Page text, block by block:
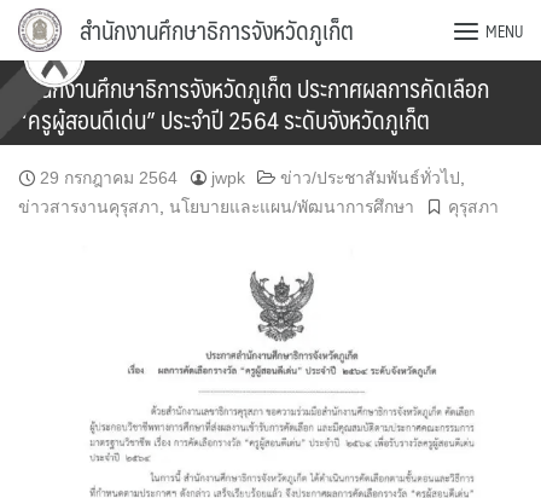
Skip
content
สำนักงานศึกษาธิการจังหวัดภูเก็ต MENU
สำนักงานศึกษาธิการจังหวัดภูเก็ต ประกาศผลการคัดเลือก
“ครูผู้สอนดีเด่น” ประจำปี 2564 ระดับจังหวัดภูเก็ต
29 กรกฎาคม 2564 jwpk ข่าว/ประชาสัมพันธ์ทั่วไป
ข่าวสารงานคุรุสภา
นโยบายและแผน/พัฒนาการศึกษา คุรุสภา